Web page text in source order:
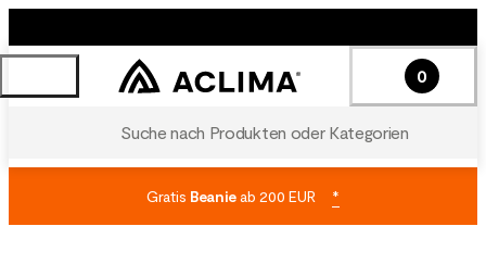
Suche nach Produkten oder Kategorien
0
Gratis Beanieab 200 EUR *